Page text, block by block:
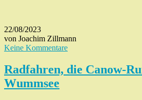
22/08/2023
von Joachim Zillmann
Keine Kommentare
Radfahren, die Canow-
Wummsee